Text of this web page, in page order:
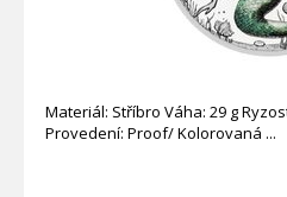
Materiál: Stříbro Váha: 29 g
Provedení: Proof/ Kolorovaná